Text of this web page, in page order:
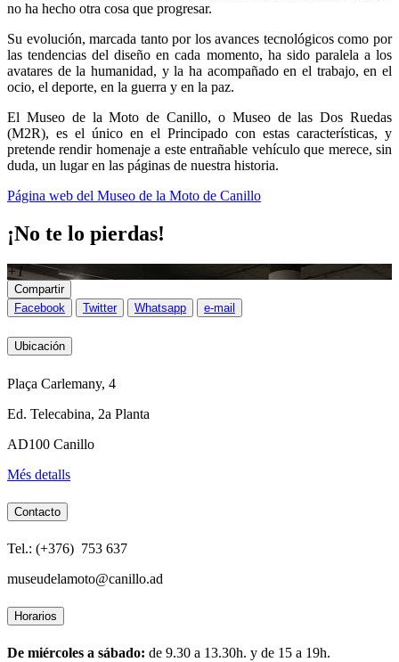
no ha hecho otra cosa que progresar.
Su evolución, marcada tanto por los avances tecnológicos como por
las tendencias del diseño en cada momento, ha sido paralela a los
avatares de la humanidad, y la ha acompañado en el trabajo, en el
ocio, el deporte, en la guerra y en la paz.
El Museo de la Moto de Canillo, o Museo de las Dos Ruedas
(M2R), es el único en el Principado con estas características, y
pretende rendir homenaje a este entrañable vehículo que merece, sin
duda, un lugar en las páginas de nuestra historia.
Página web del Museo de la Moto de Canillo
¡No te lo pierdas!
+1
Compartir
Facebook
Twitter Whatsapp e-mail
Ubicación
Plaça Carlemany, 4
Ed. Telecabina, 2a Planta
AD100 Canillo
Més detalls
Contacto
Tel.: (+376) 753 637
museudelamoto@canillo.ad
Horarios
De miércoles a sábado: de 9.30 a 13.30h. y de 15 a 19h.